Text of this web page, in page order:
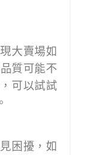
大賣場如
質可能不
可以試試
困擾，如